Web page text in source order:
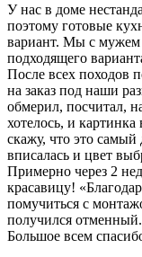
У нас в доме
поэтому готовые
вариант. Мы с
подходящего
После всех походов
на заказ под наши
обмерил, посчитал,
хотелось, и
скажу, что это
вписалась и цвет
Примерно через 2
красавицу!
помучиться с
получился отменный.
Большое всем